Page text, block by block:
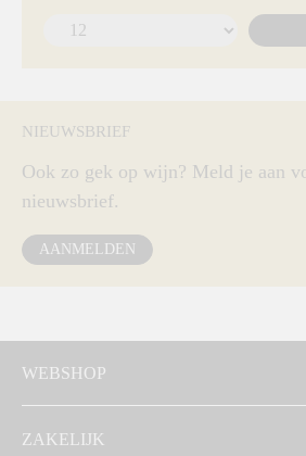
NIEUWSBRIEF
Ook zo gek op wijn? Meld je aan
nieuwsbrief.
AANMELDEN
WEBSHOP
ZAKELIJK